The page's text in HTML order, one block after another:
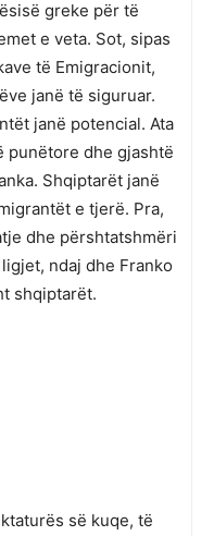
greke për të
e veta. Sot, sipas
të Emigracionit,
janë të siguruar.
janë potencial. Ata
punëtore dhe gjashtë
Shqiptarët janë
e tjerë. Pra,
dhe përshtatshmëri
ndaj dhe Franko
shqiptarët.
së kuqe, të